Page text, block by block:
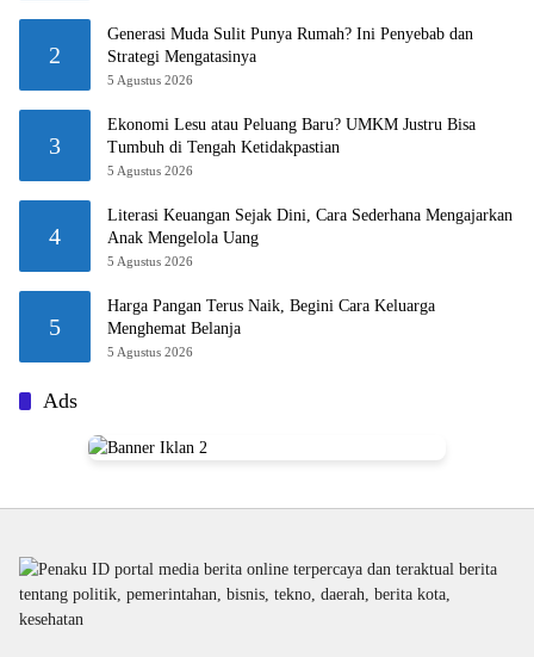
2
Generasi Muda Sulit Punya Rumah? Ini Penyebab dan
Strategi Mengatasinya
5 Agustus 2026
3
Ekonomi Lesu atau Peluang Baru? UMKM Justru Bisa
Tumbuh di Tengah Ketidakpastian
5 Agustus 2026
4
Literasi Keuangan Sejak Dini, Cara Sederhana Mengajarkan
Anak Mengelola Uang
5 Agustus 2026
5
Harga Pangan Terus Naik, Begini Cara Keluarga
Menghemat Belanja
5 Agustus 2026
Ads